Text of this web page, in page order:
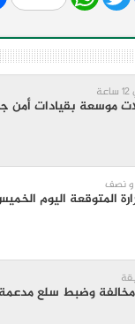
موسعة بقيادات أمن
و نصف
المتوقعة اليوم